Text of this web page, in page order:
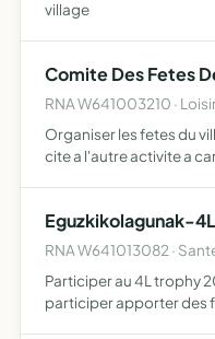
village
Comite Des Fetes
RNA W641003210 ·
Organiser les fetes du
cite a l'autre activite a
Eguzkikolagunak-4L
RNA W641013082 ·
Participer au 4L trophy
participer apporter des